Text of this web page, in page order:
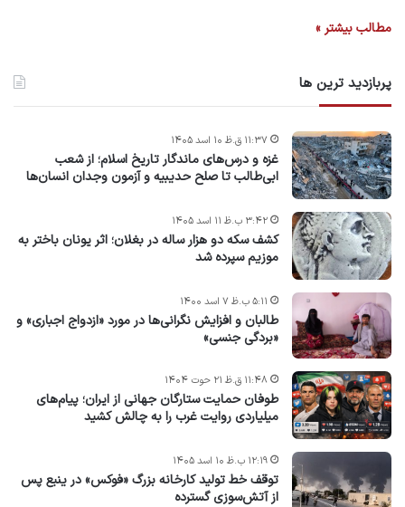
مطالب بیشتر »
پربازدید ترین ها
غزه و درس‌های ماندگار تاریخ اسلام؛ از شعب
ابی‌طالب تا صلح حدیبیه و آزمون وجدان انسان‌ها
۱۱:۳۷ ق.ظ ۱۰ اسد ۱۴۰۵
کشف سکه دو هزار ساله در بغلان؛ اثر یونان باختر به
موزیم سپرده شد
۳:۴۲ ب.ظ ۱۱ اسد ۱۴۰۵
طالبان و افزایش نگرانی‌ها در مورد «ازدواج اجباری» و
«بردگی جنسی»
۵:۱۱ ب.ظ ۷ اسد ۱۴۰۰
طوفان حمایت ستارگان جهانی از ایران؛ پیام‌های
میلیاردی روایت غرب را به چالش کشید
۱۱:۴۸ ق.ظ ۲۱ حوت ۱۴۰۴
توقف خط تولید کارخانه بزرگ «فوکس» در ینبع پس
از آتش‌سوزی گسترده
۱۲:۱۹ ب.ظ ۱۰ اسد ۱۴۰۵